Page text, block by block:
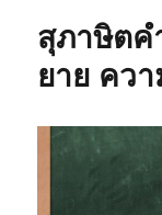
สุภาษิตค
ยาย คว